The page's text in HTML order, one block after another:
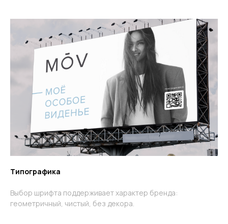
Типографика
Выбор шрифта поддерживает характер бренда:
геометричный, чистый, без декора.